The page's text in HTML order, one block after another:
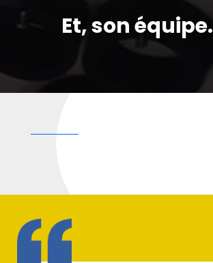
Et, son équipe.